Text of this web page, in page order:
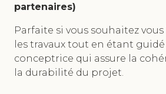
partenaires)
Parfaite si vous souhaitez
les travaux tout en étant
conceptrice qui assure la
la durabilité du projet.